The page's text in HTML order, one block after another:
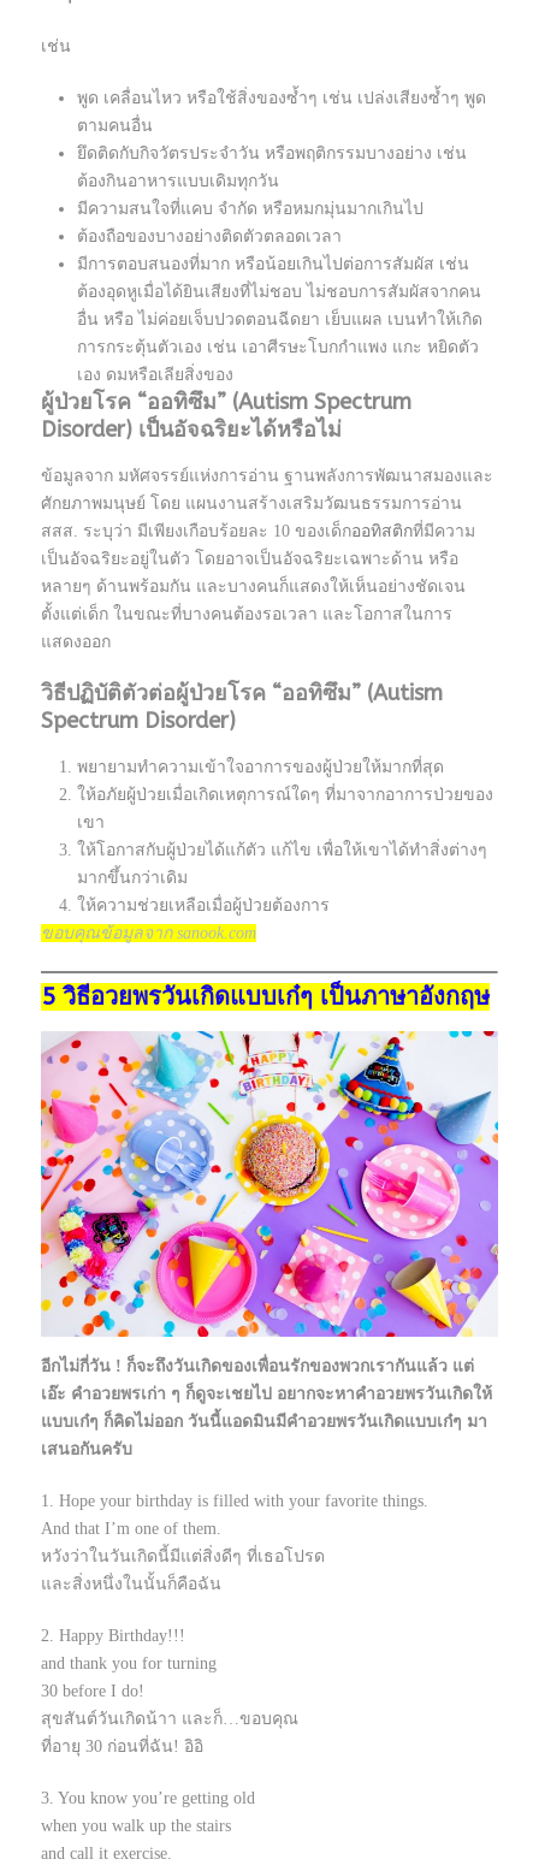
เช่น
พูด เคลื่อนไหว หรือใช้สิ่งของซ้ำๆ เช่น เปล่งเสียงซ้ำๆ พูด
ตามคนอื่น
ยึดติดกับกิจวัตรประจำวัน หรือพฤติกรรมบางอย่าง เช่น
ต้องกินอาหารแบบเดิมทุกวัน
มีความสนใจที่แคบ จำกัด หรือหมกมุ่นมากเกินไป
ต้องถือของบางอย่างติดตัวตลอดเวลา
มีการตอบสนองที่มาก หรือน้อยเกินไปต่อการสัมผัส เช่น
ต้องอุดหูเมื่อได้ยินเสียงที่ไม่ชอบ ไม่ชอบการสัมผัสจากคน
อื่น หรือ ไม่ค่อยเจ็บปวดตอนฉีดยา เย็บแผล เบนทำให้เกิด
การกระตุ้นตัวเอง เช่น เอาศีรษะโบกกำแพง แกะ หยิดตัว
เอง ดมหรือเลียสิ่งของ
ผู้ป่วยโรค “ออทิซึม” (Autism Spectrum
Disorder) เป็นอัจฉริยะได้หรือไม่
ข้อมูลจาก มหัศจรรย์แห่งการอ่าน ฐานพลังการพัฒนาสมองและ
ศักยภาพมนุษย์ โดย แผนงานสร้างเสริมวัฒนธรรมการอ่าน
สสส. ระบุว่า มีเพียงเกือบร้อยละ 10 ของเด็กออทิสติกที่มีความ
เป็นอัจฉริยะอยู่ในตัว โดยอาจเป็นอัจฉริยะเฉพาะด้าน หรือ
หลายๆ ด้านพร้อมกัน และบางคนก็แสดงให้เห็นอย่างชัดเจน
ตั้งแต่เด็ก ในขณะที่บางคนต้องรอเวลา และโอกาสในการ
แสดงออก
วิธีปฏิบัติตัวต่อผู้ป่วยโรค “ออทิซึม” (Autism
Spectrum Disorder)
พยายามทำความเข้าใจอาการของผู้ป่วยให้มากที่สุด
ให้อภัยผู้ป่วยเมื่อเกิดเหตุการณ์ใดๆ ที่มาจากอาการป่วยของ
เขา
ให้โอกาสกับผู้ป่วยได้แก้ตัว แก้ไข เพื่อให้เขาได้ทำสิ่งต่างๆ
มากขึ้นกว่าเดิม
ให้ความช่วยเหลือเมื่อผู้ป่วยต้องการ
ขอบคุณข้อมูลจาก sanook.com
5 วิธีอวยพรวันเกิดแบบเก๋ๆ เป็นภาษาอังกฤษ
อีกไม่กี่วัน ! ก็จะถึงวันเกิดของเพื่อนรักของพวกเรากันแล้ว แต่
เอ๊ะ คำอวยพรเก่า ๆ ก็ดูจะเชยไป อยากจะหาคำอวยพรวันเกิดให้
แบบเก๋ๆ ก็คิดไม่ออก วันนี้แอดมินมีคำอวยพรวันเกิดแบบเก๋ๆ มา
เสนอกันครับ
1. Hope your birthday is filled with your favorite things.
And that I’m one of them.
หวังว่าในวันเกิดนี้มีแต่สิ่งดีๆ ที่เธอโปรด
และสิ่งหนึ่งในนั้นก็คือฉัน
2. Happy Birthday!!!
and thank you for turning
30 before I do!
สุขสันต์วันเกิดน้าา และก็…ขอบคุณ
ที่อายุ 30 ก่อนที่ฉัน! อิอิ
3. You know you’re getting old
when you walk up the stairs
and call it exercise.